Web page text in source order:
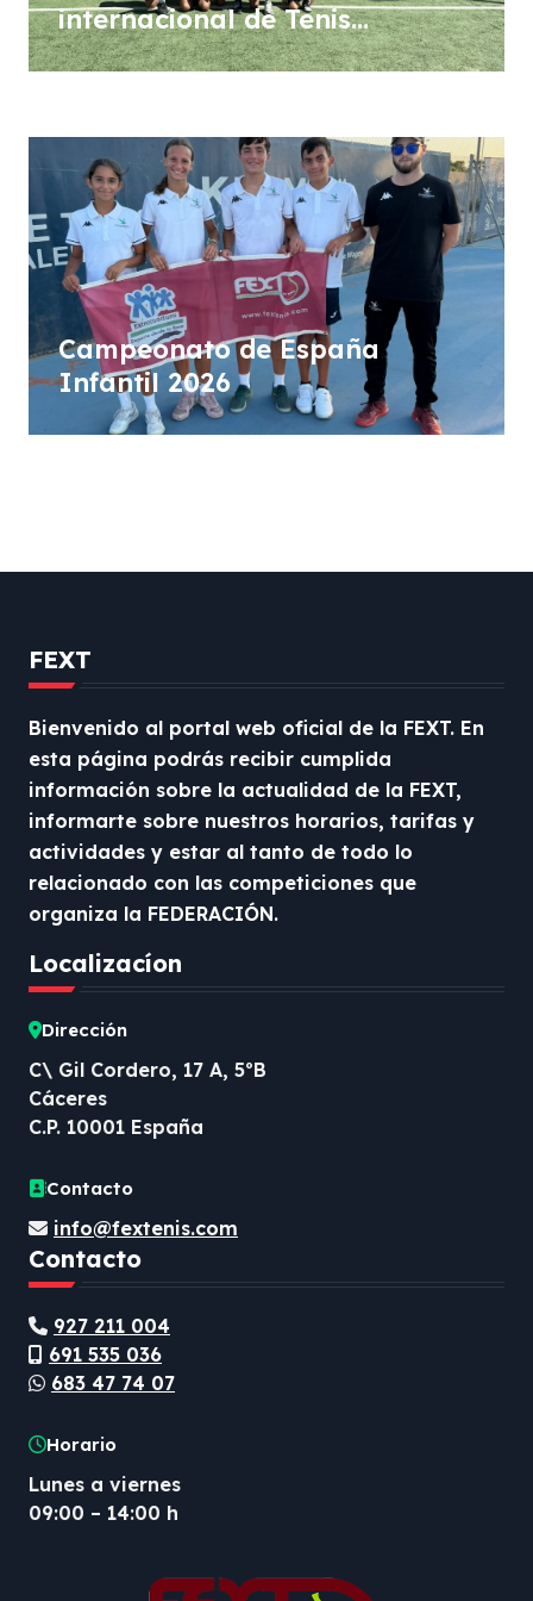
internacional de Tenis
Femenino WTA “Ciudad de Don
Campeonato de España
Infantil 2026
FEXT
Bienvenido al portal web oficial de la FEXT. En
esta página podrás recibir cumplida
información sobre la actualidad de la FEXT,
informarte sobre nuestros horarios, tarifas y
actividades y estar al tanto de todo lo
relacionado con las competiciones que
organiza la FEDERACIÓN.
Localizacíon
Dirección
C\ Gil Cordero, 17 A, 5ºB
Cáceres
C.P. 10001 España
Contacto
info@fextenis.com
Contacto
927 211 004
691 535 036
683 47 74 07
Horario
Lunes a viernes
09:00 – 14:00 h